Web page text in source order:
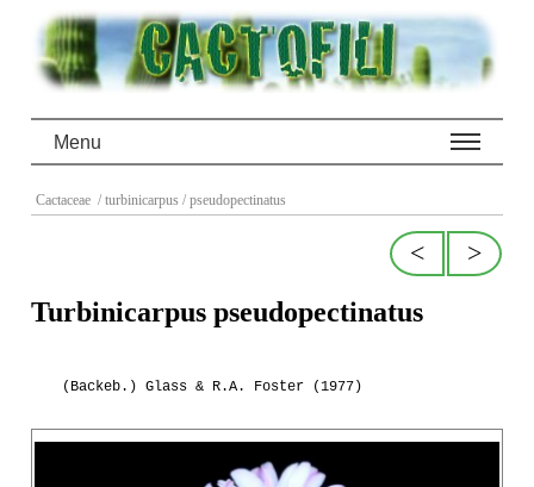
Menu
Cactaceae / turbinicarpus / pseudopectinatus
>
<
Turbinicarpus pseudopectinatus
(Backeb.) Glass & R.A. Foster (1977)